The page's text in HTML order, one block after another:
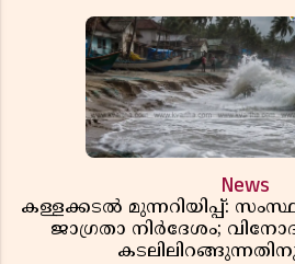
News
കള്ളക്കടൽ മുന്നറിയിപ്പ്:
ജാഗ്രതാ നിർദേശം;